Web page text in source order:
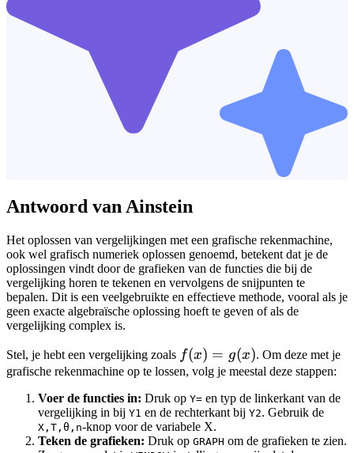
Antwoord van Ainstein
Het oplossen van vergelijkingen met een grafische rekenmachine,
ook wel grafisch numeriek oplossen genoemd, betekent dat je de
oplossingen vindt door de grafieken van de functies die bij de
vergelijking horen te tekenen en vervolgens de snijpunten te
bepalen. Dit is een veelgebruikte en effectieve methode, vooral als je
geen exacte algebraïsche oplossing hoeft te geven of als de
vergelijking complex is.
Stel, je hebt een vergelijking zoals f(x)
=
f(x) = g(x). Om deze met je
grafische rekenmachine op te lossen, volg je meestal deze stappen:
Voer de functies in: Druk op Y= en typ de linkerkant van de
vergelijking in bij Y1 en de rechterkant bij Y2. Gebruik de
X,T,θ,n-knop voor de variabele X.
Teken de grafieken: Druk op GRAPH om de grafieken te zien.